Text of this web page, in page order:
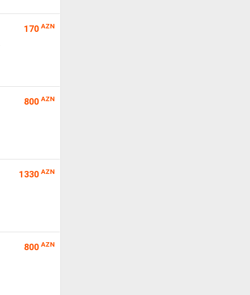
170 AZN
800 AZN
1330 AZN
800 AZN